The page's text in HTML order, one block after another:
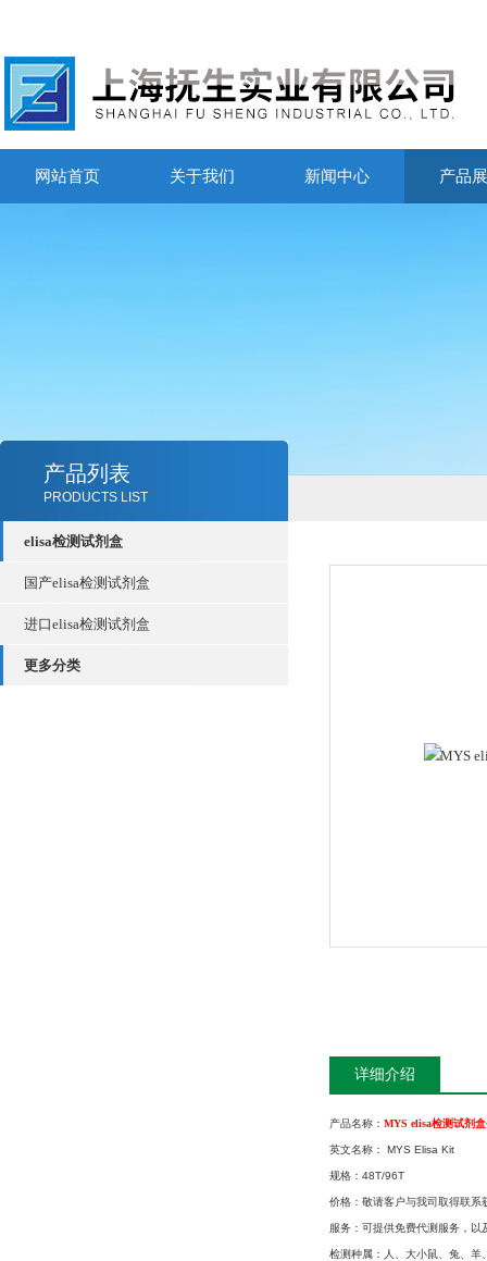
网站首页 关于我们 新闻中心 产品
产品列表
PRODUCTS LIST
elisa检测试剂盒
国产elisa检测试剂盒
进口elisa检测试剂盒
更多分类
详细介绍
产品名称： MYS elisa检测试剂
英文名称： MYS Elisa Kit
规格：48T/96T
价格：敬请客户与我司取得联系
服务：可提供免费代测服务，以
检测种属：人、大小鼠、兔、